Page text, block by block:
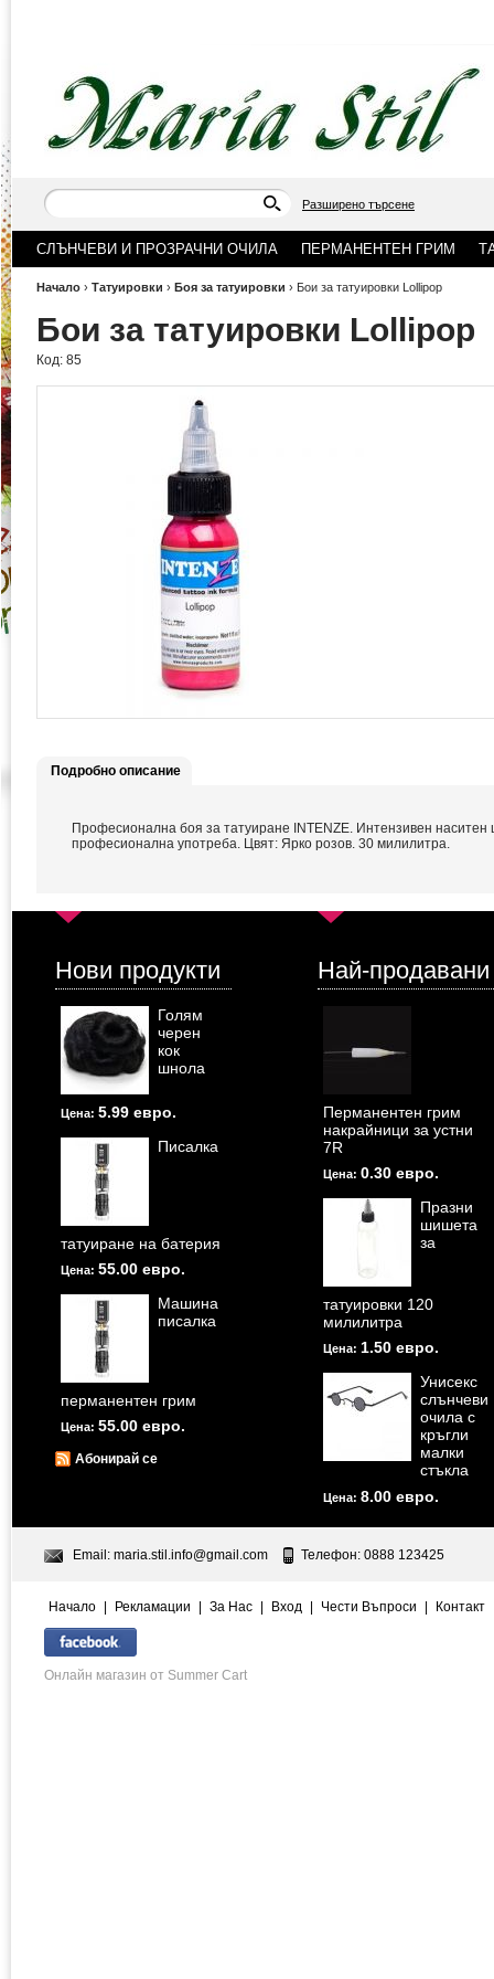
Разширено търсене
СЛЪНЧЕВИ И ПРОЗРАЧНИ ОЧИЛА ПЕРМАНЕНТЕН ГРИМ
Начало › Татуировки › Боя за татуировки › Бои за татуировки Lollipop
Бои за татуировки Lollipop
Код: 85
Подробно описание
Професионална боя за татуиране INTENZE. Интензивен наситен
професионална употреба. Цвят: Ярко розов. 30 милилитра.
Нови продукти
Голям
черен
кок
шнола
Цена: 5.99 евро.
Писалка
татуиране на батерия
Цена: 55.00 евро.
Машина
писалка
перманентен грим
Цена: 55.00 евро.
Абонирай се
Най-продавани
Перманентен грим
накрайници за устни
7R
Цена: 0.30 евро.
Празни
шишета
за
татуировки 120
милилитра
Цена: 1.50 евро.
Унисекс
слънчеви
очила с
кръгли
малки
стъкла
Цена: 8.00 евро.
Email: maria.stil.info@gmail.com Телефон: 0888 123425
Начало | Рекламации | За Нас | Вход | Чести Въпроси | Контакт
Онлайн магазин от Summer Cart